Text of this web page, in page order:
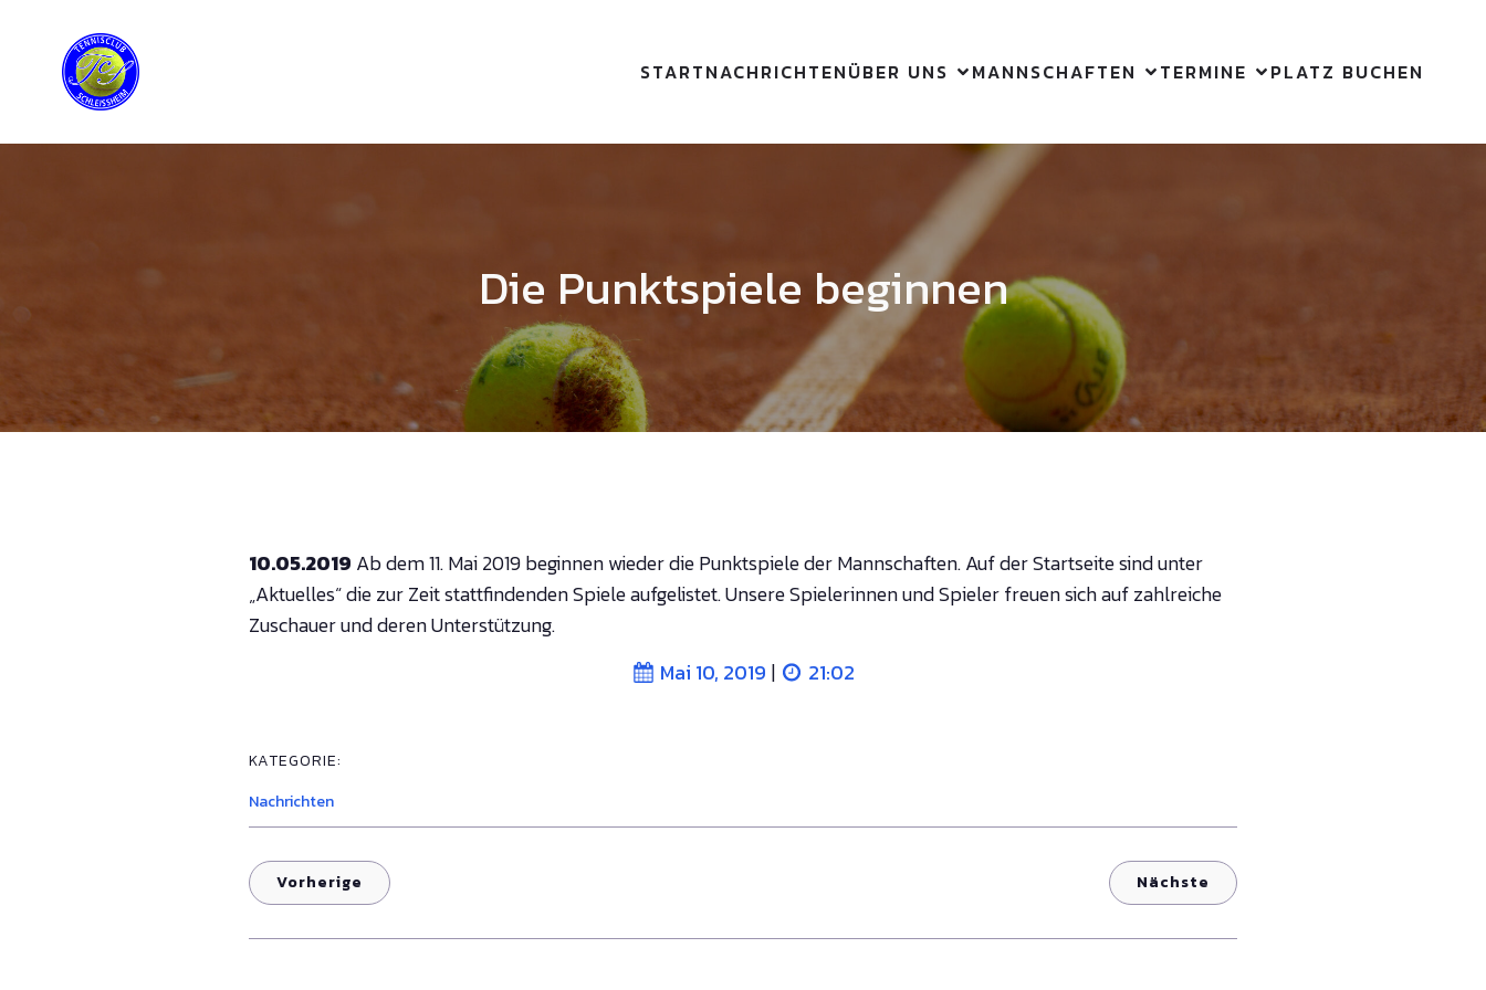
STARTNACHRICHTENÜBER UNS MANNSCHAFTEN TERMINE PLATZ BUCHEN
Die Punktspiele beginnen
10.05.2019 Ab dem 11. Mai 2019 beginnen wieder die Punktspiele der Mannschaften. Auf der Startseite sind unter
„Aktuelles“ die zur Zeit stattfindenden Spiele aufgelistet. Unsere Spielerinnen und Spieler freuen sich auf zahlreiche
Zuschauer und deren Unterstützung.
Mai 10, 2019 | 21:02
KATEGORIE:
Nachrichten
Vorherige Nächste